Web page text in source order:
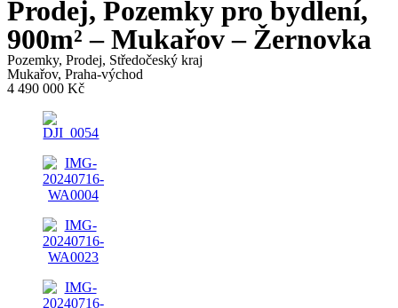
Prodej, Pozemky pro bydlení,
900m² – Mukařov – Žernovka
Pozemky, Prodej, Středočeský kraj
Mukařov, Praha-východ
4 490 000 Kč